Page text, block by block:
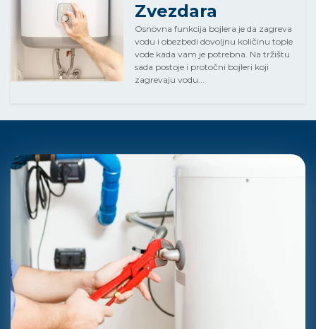
Zvezdara
Osnovna funkcija bojlera je da zagreva
vodu i obezbedi dovoljnu količinu tople
vode kada vam je potrebna. Na tržištu
sada postoje i protočni bojleri koji
zagrevaju vodu...